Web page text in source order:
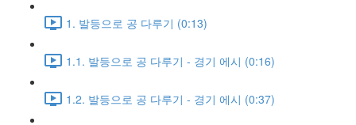
1. 발등으로 공 다루기 (0:13)
1.1. 발등으로 공 다루기 - 경기 에시 (0:16)
1.2. 발등으로 공 다루기 - 경기 에시 (0:37)